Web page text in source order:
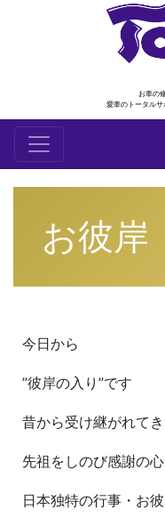
お車の
愛車のトータル
お彼岸
今日から
”彼岸の入り”です
昔から受け継がれて
先祖をしのび感謝の
日本独特の行事・お